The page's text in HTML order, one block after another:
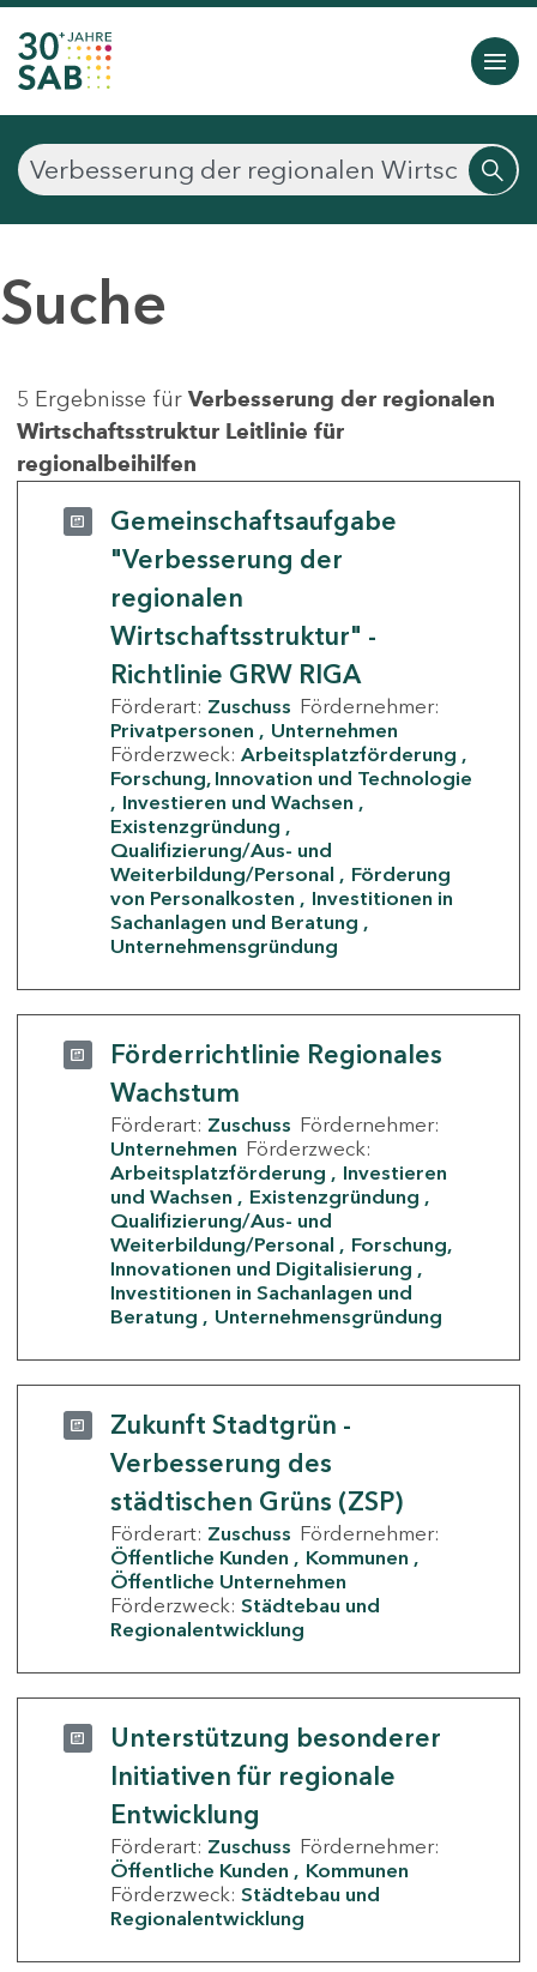
Suche
5 Ergebnisse für Verbesserung der regionalen
Wirtschaftsstruktur Leitlinie für
regionalbeihilfen
Gemeinschaftsaufgabe
"Verbesserung der
regionalen
Wirtschaftsstruktur" -
Richtlinie GRW RIGA
Förderart: Zuschuss Fördernehmer:
Privatpersonen
Unternehmen
Förderzweck: Arbeitsplatzförderung
Forschung, Innovation und Technologie
Investieren und Wachsen
Existenzgründung
Qualifizierung/Aus- und
Weiterbildung/Personal
Förderung
von Personalkosten
Investitionen in
Sachanlagen und Beratung
Unternehmensgründung
Förderrichtlinie Regionales
Wachstum
Förderart: Zuschuss Fördernehmer:
Unternehmen Förderzweck:
Arbeitsplatzförderung
Investieren
und Wachsen
Existenzgründung
Qualifizierung/Aus- und
Weiterbildung/Personal
Forschung,
Innovationen und Digitalisierung
Investitionen in Sachanlagen und
Beratung
Unternehmensgründung
Zukunft Stadtgrün -
Verbesserung des
städtischen Grüns (ZSP)
Förderart: Zuschuss Fördernehmer:
Öffentliche Kunden
Kommunen
Öffentliche Unternehmen
Förderzweck: Städtebau und
Regionalentwicklung
Unterstützung besonderer
Initiativen für regionale
Entwicklung
Förderart: Zuschuss Fördernehmer:
Öffentliche Kunden
Kommunen
Förderzweck: Städtebau und
Regionalentwicklung